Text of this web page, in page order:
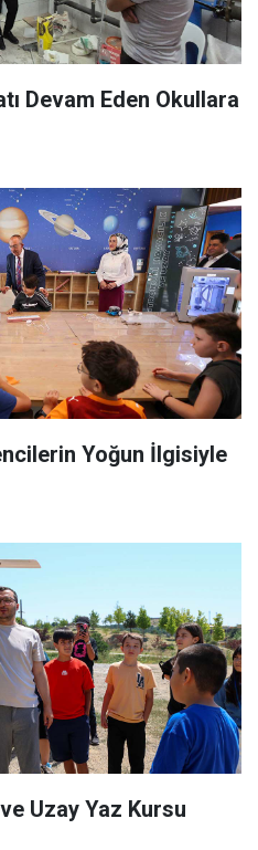
Devam Eden Okullara
Yoğun İlgisiyle
Uzay Yaz Kursu